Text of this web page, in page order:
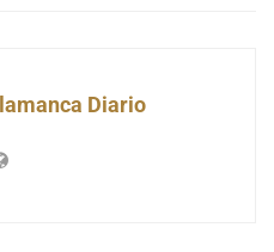
Diario